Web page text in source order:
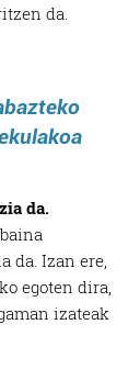
da.
da.
da. Izan ere,
egoten dira,
izateak